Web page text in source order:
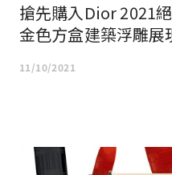
搶先購入Dior 2021
金色方盒建築浮雕展
11/10/2021